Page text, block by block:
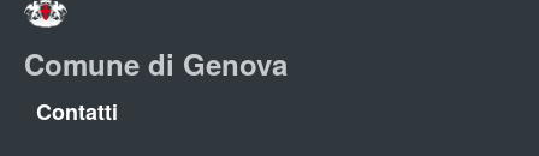
Comune di Genova
Contatti